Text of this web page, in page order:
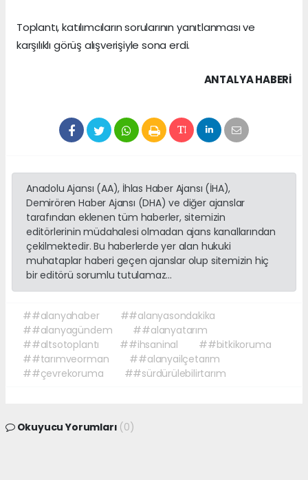
Toplantı, katılımcıların sorularının yanıtlanması ve
karşılıklı görüş alışverişiyle sona erdi.
ANTALYA HABERİ
Anadolu Ajansı (AA), İhlas Haber Ajansı (İHA),
Demirören Haber Ajansı (DHA) ve diğer ajanslar
tarafından eklenen tüm haberler, sitemizin
editörlerinin müdahalesi olmadan ajans kanallarından
çekilmektedir. Bu haberlerde yer alan hukuki
muhataplar haberi geçen ajanslar olup sitemizin hiç
bir editörü sorumlu tutulamaz...
##alanyahaber
##alanyasondakika
##alanyagündem
##alanyatarım
##altsotoplantı
##ihsaninal
##bitkikoruma
##tarımveorman
##alanyailçetarım
##çevrekoruma
##sürdürülebilirtarım
Okuyucu Yorumları (0)